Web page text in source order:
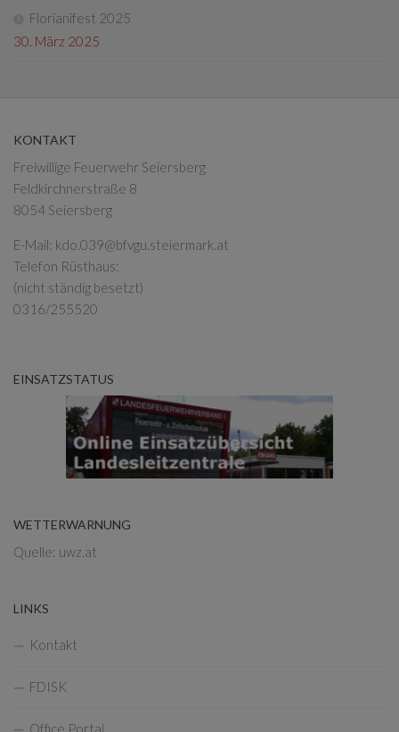
Florianifest 2025
30. März 2025
KONTAKT
Freiwillige Feuerwehr Seiersberg
Feldkirchnerstraße 8
8054 Seiersberg
E-Mail: kdo.039@bfvgu.steiermark.at
Telefon Rüsthaus:
(nicht ständig besetzt)
0316/255520
EINSATZSTATUS
WETTERWARNUNG
Quelle: uwz.at
LINKS
Kontakt
FDISK
Office Portal